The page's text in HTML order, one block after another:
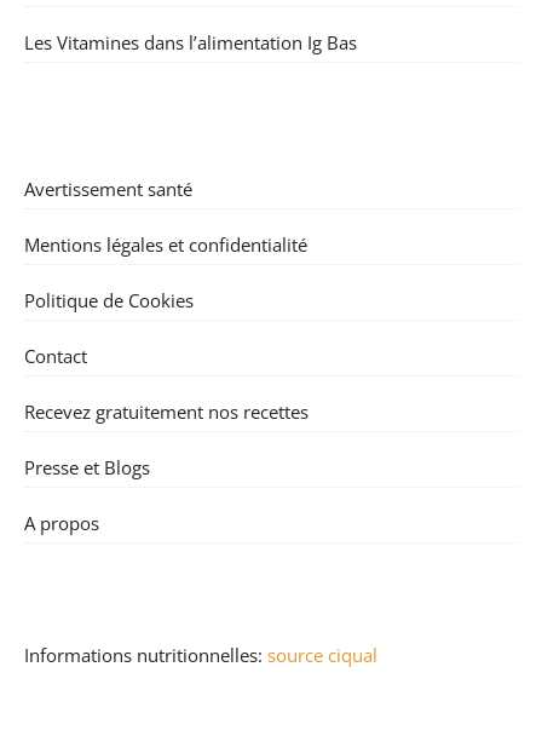
Les Vitamines dans l’alimentation Ig Bas
Avertissement santé
Mentions légales et confidentialité
Politique de Cookies
Contact
Recevez gratuitement nos recettes
Presse et Blogs
A propos
Informations nutritionnelles: source ciqual